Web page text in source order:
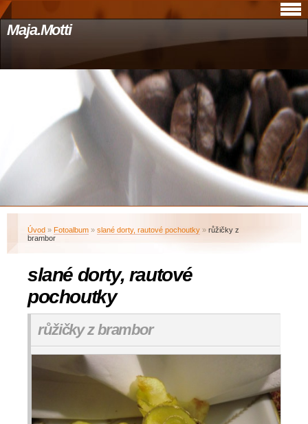
Maja.Motti
Úvod » Fotoalbum » slané dorty, rautové pochoutky » růžičky z
brambor
slané dorty, rautové
pochoutky
růžičky z brambor